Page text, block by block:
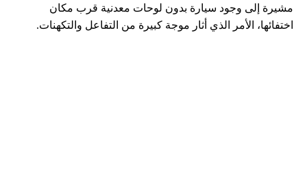
مشيرة إلى وجود سيارة بدون لوحات معدنية قرب مكان
اختفائها، الأمر الذي أثار موجة كبيرة من التفاعل والتكهنات.